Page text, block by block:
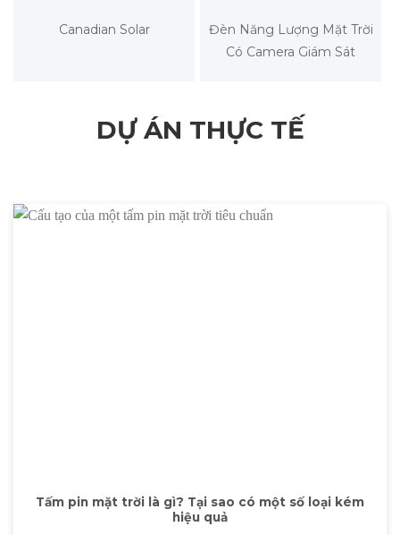
Canadian Solar
Đèn Năng Lượng Mặt Trời
Có Camera Giám Sát
DỰ ÁN THỰC TẾ
Tấm pin mặt trời là gì? Tại sao có một số loại kém
hiệu quả